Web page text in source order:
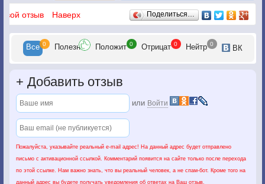
Отзывы
отзыв Наверх Поделиться…
Все 0 Полезн Положит 0 Отрицат 0 Нейтр 0 ВК
+ Добавить отзыв
или Войти
Пожалуйста, указывайте реальный e-mail адрес! На данный адрес будет отправлено
письмо с активационной ссылкой. Комментарий появится на сайте только после перехода
по этой ссылке. Нам важно знать, что вы реальный человек, а не спам-бот. Кроме того на
данный адрес вы будете получать уведомления об ответах на Ваш отзыв.